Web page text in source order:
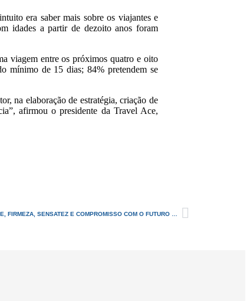
era saber mais sobre os viajantes e
idades a partir de dezoito anos foram
viagem entre os próximos quatro e oito
mínimo de 15 dias; 84% pretendem se
na elaboração de estratégia, criação de
afirmou o presidente da Travel Ace,